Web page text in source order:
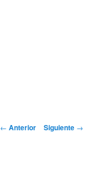
Navegación
← Anterior Siguiente →